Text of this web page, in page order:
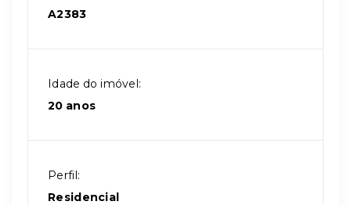
A2383
Idade do imóvel:
20 anos
Perfil:
Residencial